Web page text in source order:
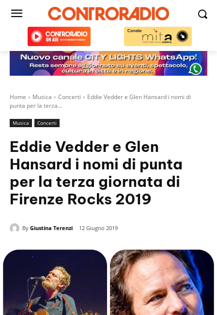
Home Musica Concerti
Eddie Vedder e Glen Hansard i nomi di
punta per la terza...
Musica Concerti
Eddie Vedder e Glen
Hansard i nomi di punta
per la terza giornata di
Firenze Rocks 2019
By Giustina Terenzi 12 Giugno 2019